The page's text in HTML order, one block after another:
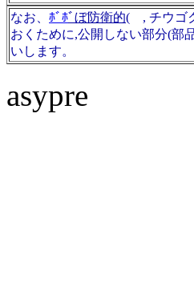
なお、 ﾎﾞﾎﾞぼ防衛的( , チウゴ
おくために,公開しない部分(
いします。
asypre